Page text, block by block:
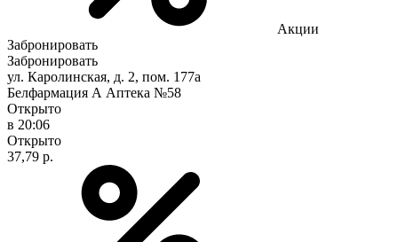
Акции
Забронировать
Забронировать
ул. Каролинская, д. 2, пом. 177а
Белфармация А Аптека №58
Открыто
в 20:06
Открыто
37,79 р.